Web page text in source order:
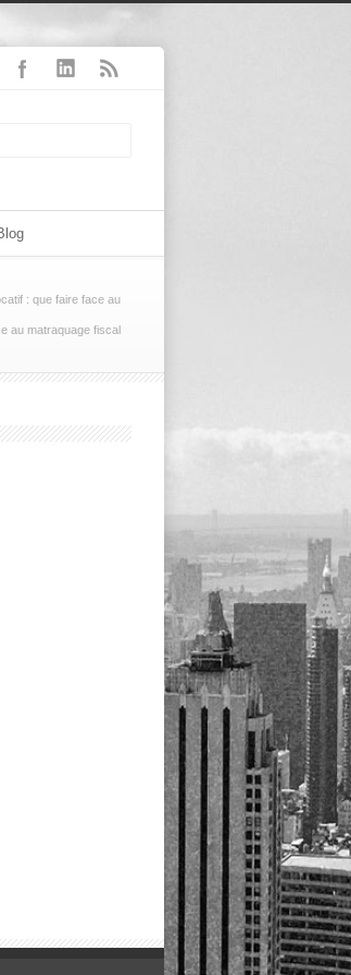
: que faire face au
au matraquage fiscal